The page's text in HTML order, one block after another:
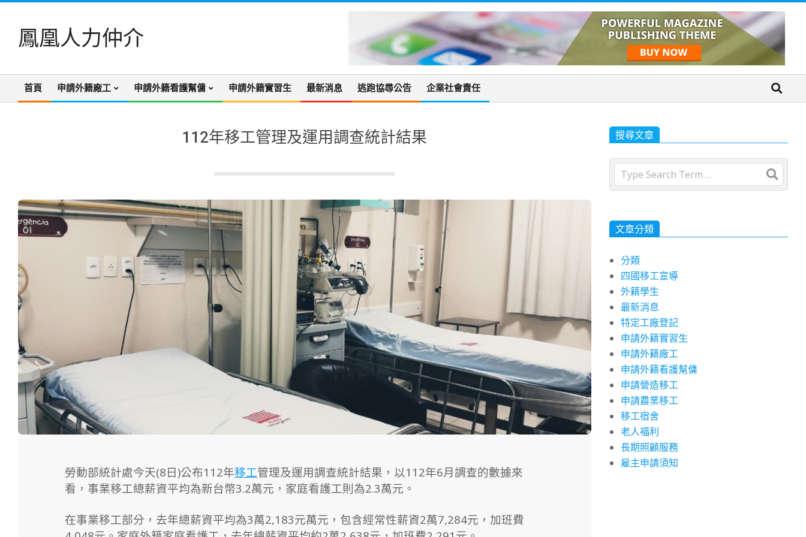
content鳳凰人力仲介
Primary
首頁 申請外籍廠工 申請外籍看護幫傭 申請外籍實習生 最新消息 逃跑協尋公告 企業社會責任
112年移工管理及運用調查統計結果
勞動部統計處今天(8日)公布112年移工管理及運用調查統計結果，以112年6月調查的數據來
看，事業移工總薪資平均為新台幣3.2萬元，家庭看護工則為2.3萬元。
在事業移工部分，去年總薪資平均為3萬2,183元萬元，包含經常性薪資2萬7,284元，加班費
搜尋文章
Search
文章分類
分類
四國移工宣導
外籍學生
最新消息
特定工廠登記
申請外籍實習生
申請外籍廠工
申請外籍看護幫傭
申請營造移工
申請農業移工
移工宿舍
老人福利
長期照顧服務
雇主申請須知